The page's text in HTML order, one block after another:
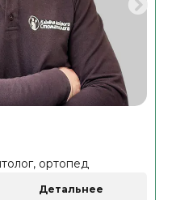
ортопед
Детальнее